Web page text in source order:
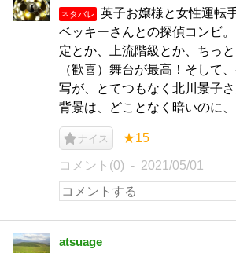
ネタバレ
英子お嬢様と女性運転
ベッキーさんとの探偵コンビ
定とか、上流階級とか、ちっ
（歓喜）舞台が最高！そして
写が、とてつもなく北川景子
背景は、どことなく暗いのに
ナイス ★15
コメント(0) 2021/05/01
atsuage